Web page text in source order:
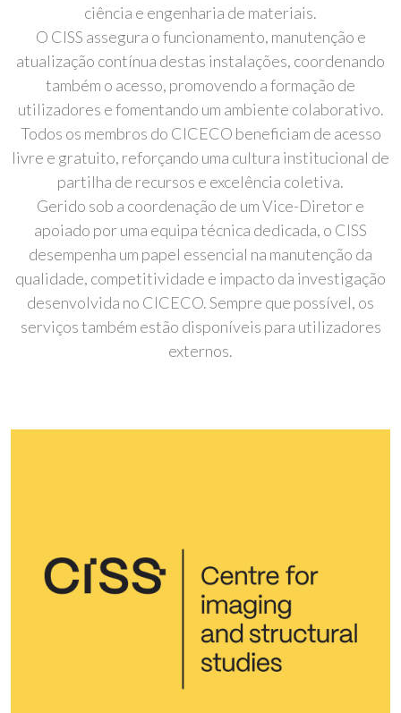
ciência e engenharia de materiais.
O CISS assegura o funcionamento, manutenção e
atualização contínua destas instalações, coordenando
também o acesso, promovendo a formação de
utilizadores e fomentando um ambiente colaborativo.
Todos os membros do CICECO beneficiam de acesso
livre e gratuito, reforçando uma cultura institucional de
partilha de recursos e excelência coletiva.
Gerido sob a coordenação de um Vice-Diretor e
apoiado por uma equipa técnica dedicada, o CISS
desempenha um papel essencial na manutenção da
qualidade, competitividade e impacto da investigação
desenvolvida no CICECO. Sempre que possível, os
serviços também estão disponíveis para utilizadores
externos.